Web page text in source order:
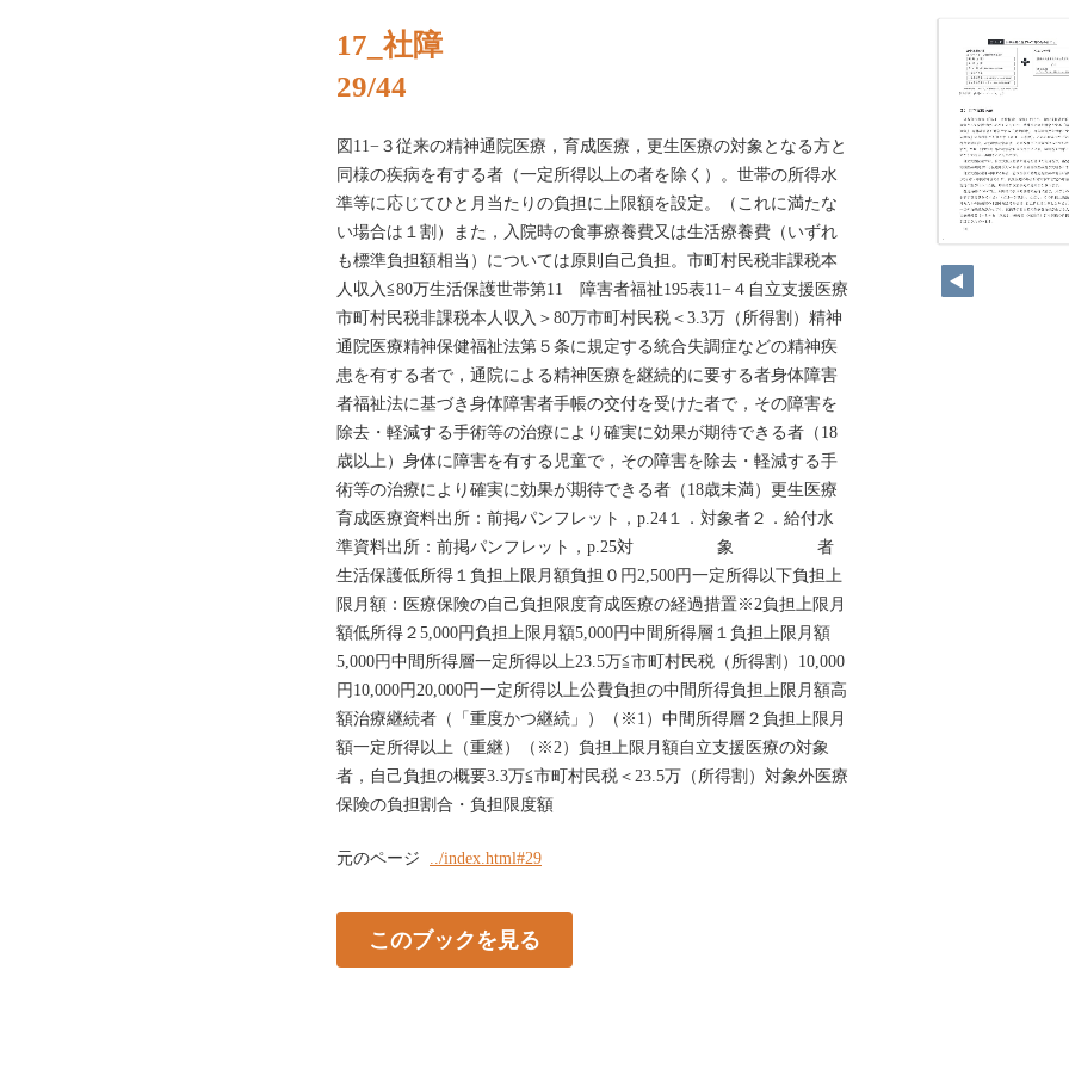
28
17_社障
29/44
図11−３従来の精神通院医療，育成医療，更生医療の対象となる方と
同様の疾病を有する者（一定所得以上の者を除く）。世帯の所得水
準等に応じてひと月当たりの負担に上限額を設定。（これに満たな
い場合は１割）また，入院時の食事療養費又は生活療養費（いずれ
も標準負担額相当）については原則自己負担。市町村民税非課税本
人収入≦80万生活保護世帯第11 障害者福祉195表11−４自立支援医療
市町村民税非課税本人収入＞80万市町村民税＜3.3万（所得割）精神
通院医療精神保健福祉法第５条に規定する統合失調症などの精神疾
患を有する者で，通院による精神医療を継続的に要する者身体障害
者福祉法に基づき身体障害者手帳の交付を受けた者で，その障害を
除去・軽減する手術等の治療により確実に効果が期待できる者（18
歳以上）身体に障害を有する児童で，その障害を除去・軽減する手
術等の治療により確実に効果が期待できる者（18歳未満）更生医療
育成医療資料出所：前掲パンフレット，p.24１．対象者２．給付水
準資料出所：前掲パンフレット，p.25対 象 者
生活保護低所得１負担上限月額負担０円2,500円一定所得以下負担上
限月額：医療保険の自己負担限度育成医療の経過措置※2負担上限月
額低所得２5,000円負担上限月額5,000円中間所得層１負担上限月額
5,000円中間所得層一定所得以上23.5万≦市町村民税（所得割）10,000
円10,000円20,000円一定所得以上公費負担の中間所得負担上限月額高
額治療継続者（「重度かつ継続」）（※1）中間所得層２負担上限月
額一定所得以上（重継）（※2）負担上限月額自立支援医療の対象
者，自己負担の概要3.3万≦市町村民税＜23.5万（所得割）対象外医療
保険の負担割合・負担限度額
元のページ ../index.html#29
このブックを見る